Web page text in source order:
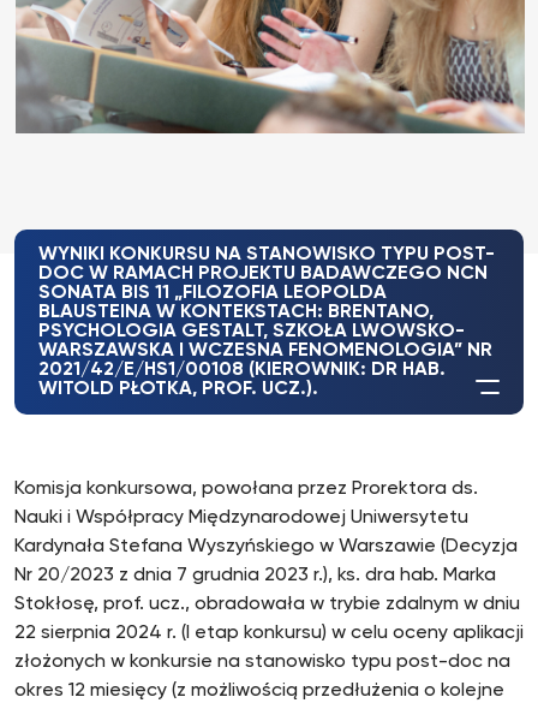
WYNIKI KONKURSU NA STANOWISKO TYPU POST-
DOC W RAMACH PROJEKTU BADAWCZEGO NCN
SONATA BIS 11 „FILOZOFIA LEOPOLDA
BLAUSTEINA W KONTEKSTACH: BRENTANO,
PSYCHOLOGIA GESTALT, SZKOŁA LWOWSKO-
WARSZAWSKA I WCZESNA FENOMENOLOGIA” NR
2021/42/E/HS1/00108 (KIEROWNIK: DR HAB.
WITOLD PŁOTKA, PROF. UCZ.).
Komisja konkursowa, powołana przez Prorektora ds.
Nauki i Współpracy Międzynarodowej Uniwersytetu
Kardynała Stefana Wyszyńskiego w Warszawie (Decyzja
Nr 20/2023 z dnia 7 grudnia 2023 r.), ks. dra hab. Marka
Stokłosę, prof. ucz., obradowała w trybie zdalnym w dniu
22 sierpnia 2024 r. (I etap konkursu) w celu oceny aplikacji
złożonych w konkursie na stanowisko typu post-doc na
okres 12 miesięcy (z możliwością przedłużenia o kolejne